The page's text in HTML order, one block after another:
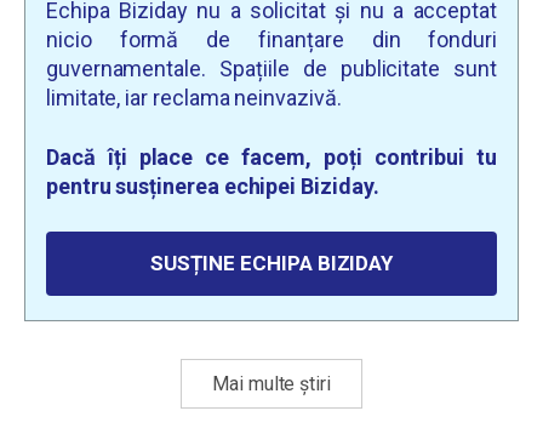
Echipa Biziday nu a solicitat și nu a acceptat
nicio formă de finanțare din fonduri
guvernamentale. Spațiile de publicitate sunt
limitate, iar reclama neinvazivă.
Dacă îți place ce facem, poți contribui tu
pentru susținerea echipei Biziday.
SUSȚINE ECHIPA BIZIDAY
Mai multe știri